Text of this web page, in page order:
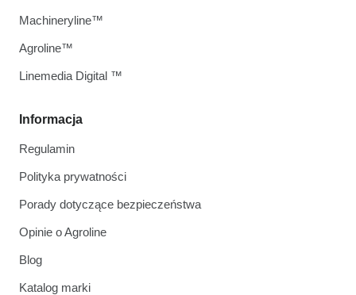
Informacja
Regulamin
Polityka prywatności
Porady dotyczące bezpieczeństwa
Opinie o Agroline
Blog
Katalog marki
Machineryline™
Agroline™
Linemedia Digital ™